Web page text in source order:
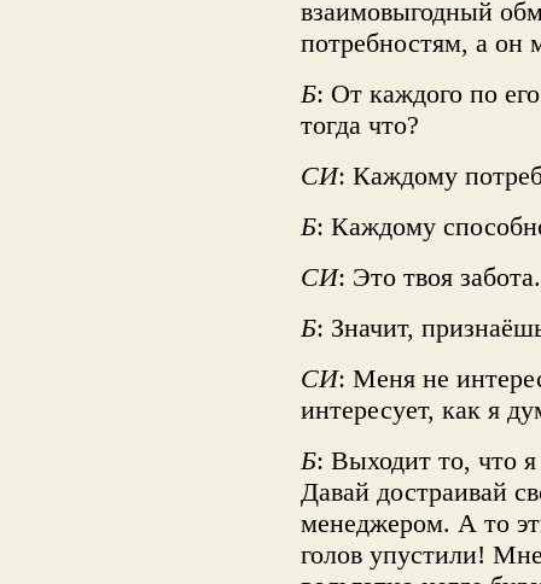
взаимовыгодный
потребностям, а он
Б: От каждого по
тогда что?
СИ: Каждому
Б: Каждому
СИ: Это твоя забота.
Б: Значит,
СИ: Меня не
интересует, как я
Б: Выходит то, что
Давай достраивай
менеджером. А то
голов упустили!